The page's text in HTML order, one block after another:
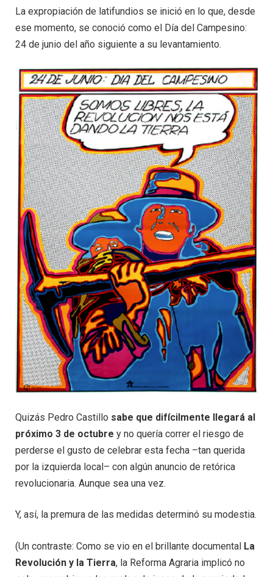
La expropiación de latifundios se inició en lo que, desde
ese momento, se conoció como el Día del Campesino:
24 de junio del año siguiente a su levantamiento.
Quizás Pedro Castillo sabe que difícilmente llegará al
próximo 3 de octubre y no quería correr el riesgo de
perderse el gusto de celebrar esta fecha –tan querida
por la izquierda local– con algún anuncio de retórica
revolucionaria. Aunque sea una vez.
Y, así, la premura de las medidas determinó su modestia.
(Un contraste: Como se vio en el brillante documental La
Revolución y la Tierra, la Reforma Agraria implicó no